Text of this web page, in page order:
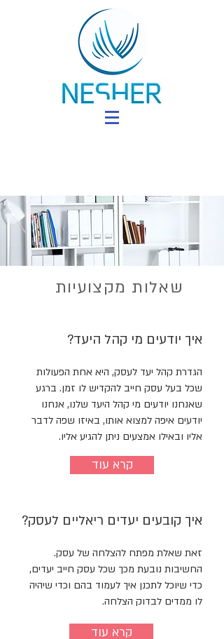
שאלות מקצועיות
איך יודעים מי קהל היעד?
הגדרת קהל יעד לעסק, היא אחת הפעולות
שכל בעל עסק חייב להקדיש לו זמן. ברגע
שאנחנו יודעים מי קהל היעד שלנו, אנחנו
יודעים איפה למצוא אותו, באיזו שפה לדבר
אליו ובאילו אמצעים ניתן להגיע אליו.
קרא עוד
איך קובעים יעדים ריאליים לעסק?
זאת שאלת מפתח להצלחה של עסק.
החשיבות נובעת מכך שכל עסק חייב יעדים,
כדי שיוכל לתכנן איך לעמוד בהם וכדי שיהיה
לו ממדים לבדוק הצלחה.
קרא עוד